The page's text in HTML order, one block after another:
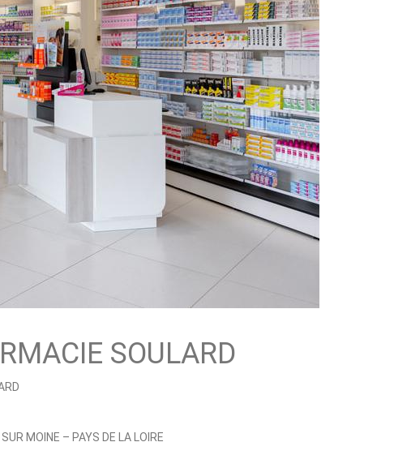
SOULARD
MOINE – PAYS DE LA LOIRE